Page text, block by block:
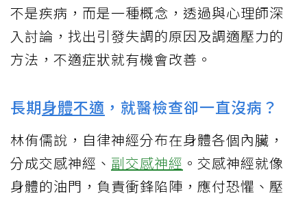
不是疾病，而是一種概念，透過與心理師深
入討論，找出引發失調的原因及調適壓力的
方法，不適症狀就有機會改善。
長期身體不適 ，就醫檢查卻一直沒病？
林侑儒說，自律神經分布在身體各個內臟，
分成交感神經、 副交感神經 。交感神經就像
身體的油門，負責衝鋒陷陣，應付恐懼、壓